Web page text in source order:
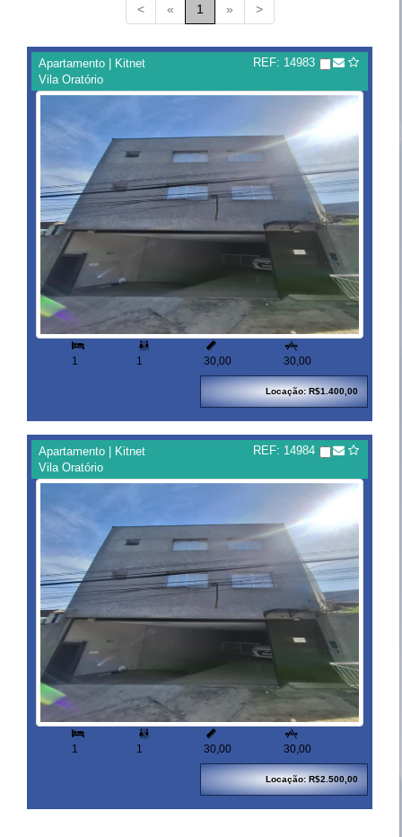
< « 1 » >
Apartamento | Kitnet
Vila Oratório
REF: 14983
1

1

30,00

30,00
Locação: R$1.400,00
Apartamento | Kitnet
Vila Oratório
REF: 14984
1

1

30,00

30,00
Locação: R$2.500,00